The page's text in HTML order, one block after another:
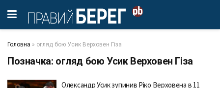
Головна » огляд бою Усик Верховен Гіза
Позначка: огляд бою Усик Верховен Гіза
Олександр Усик зупинив Ріко Верховена в 11